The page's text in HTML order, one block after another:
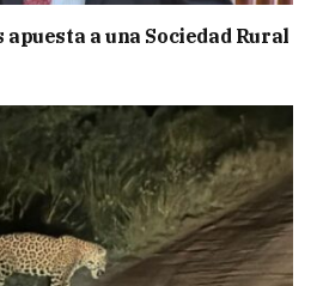
a una Sociedad Rural